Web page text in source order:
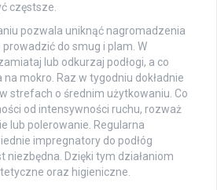
częstsze.
pozwala uniknąć nagromadzenia
do smug i plam. W
lub odkurzaj podłogi, a co
na mokro. Raz w tygodniu dokładnie
strefach o średnim użytkowaniu. Co
od intensywności ruchu, rozważ
lub polerowanie. Regularna
impregnatory do podłóg
niezbędna. Dzięki tym działaniom
oraz higieniczne.